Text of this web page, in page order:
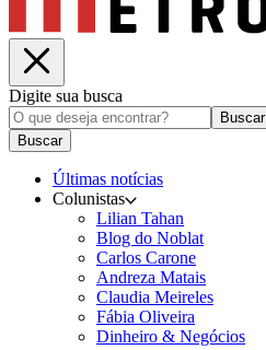
Digite sua busca
Buscar
Buscar
Últimas notícias
Colunistas
Lilian Tahan
Blog do Noblat
Carlos Carone
Andreza Matais
Claudia Meireles
Fábia Oliveira
Dinheiro & Negócios